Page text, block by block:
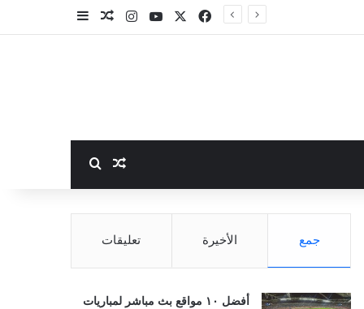
فيسبوك ‫YouTubeانستقراممقال عشوائي
مقال عشوائي
جمع الأخيرة تعليقات
أفضل ١٠ مواقع بث مباشر لمباريات